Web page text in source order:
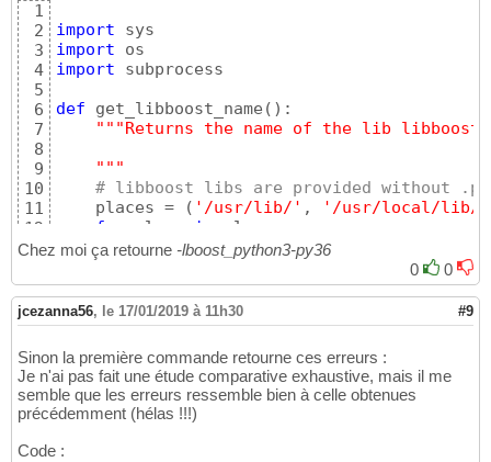
1
2
3
4
5
6
7
8
9
10
11
12
13
15
16
17
18
19
20
21
22
23
import
import
import subprocess
def get_libboost_name ( ) :
"""Returns the name of the lib
"""
# libboost libs are provided without
    places =
( '/usr/lib/' , '/usr/local/lib/'
for
place in
places:
        cmd =
['find', place,
        rep = subprocess.Popen
cmd,
if not rep:
continue
        libs = rep.decode
(
for l in libs:
            _, l = os.path.split
(l)
if
                l = l.split
Chez moi ça retourne -lboost_python3-py36
0
0
jcezanna56, le 17/01/2019 à 11h30 #9
Sinon la première commande retourne ces erreurs :
Je n'ai pas fait une étude comparative exhaustive, mais il me
semble que les erreurs ressemble bien à celle obtenues
précédemment (hélas !!!)
Code :